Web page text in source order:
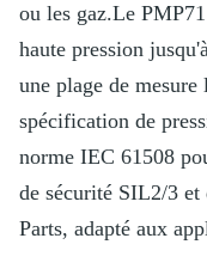
ou les gaz.Le
haute pression
une plage de
spécification de
norme IEC 61508
de sécurité SIL2/3
Parts, adapté aux